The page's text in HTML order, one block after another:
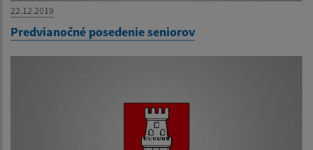
22.12.2019
Predvianočné posedenie seniorov